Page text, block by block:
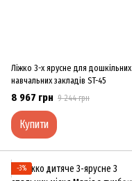
Ліжко 3-х ярусне для дошкільних
навчальних закладів ST-45
8 967 грн 9 244 грн
Купити
−3%